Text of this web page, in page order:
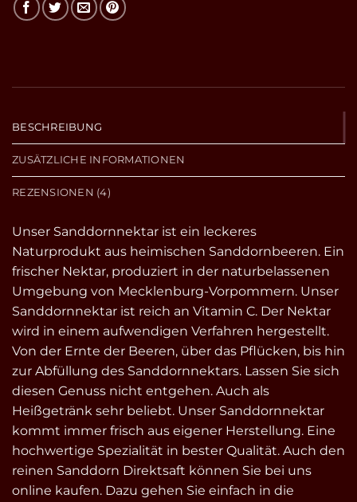
BESCHREIBUNG
ZUSÄTZLICHE INFORMATIONEN
REZENSIONEN (4)
Unser Sanddornnektar ist ein leckeres
Naturprodukt aus heimischen Sanddornbeeren. Ein
frischer Nektar, produziert in der naturbelassenen
Umgebung von Mecklenburg-Vorpommern. Unser
Sanddornnektar ist reich an Vitamin C. Der Nektar
wird in einem aufwendigen Verfahren hergestellt.
Von der Ernte der Beeren, über das Pflücken, bis hin
zur Abfüllung des Sanddornnektars. Lassen Sie sich
diesen Genuss nicht entgehen. Auch als
Heißgetränk sehr beliebt. Unser Sanddornnektar
kommt immer frisch aus eigener Herstellung. Eine
hochwertige Spezialität in bester Qualität. Auch den
reinen Sanddorn Direktsaft können Sie bei uns
online kaufen. Dazu gehen Sie einfach in die